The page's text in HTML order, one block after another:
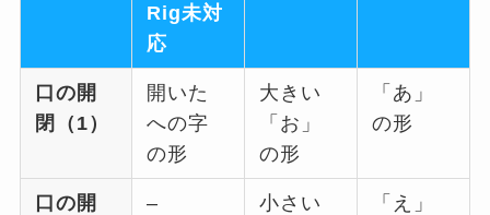
Rig未対
応
口の開
閉（1）
開いた
への字
の形
大きい
「お」
の形
「あ」
の形
口の開
–
小さい
「え」